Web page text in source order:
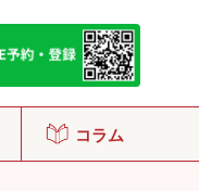
コラム